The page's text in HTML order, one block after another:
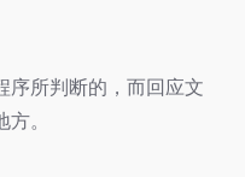
序所判断的，而回应文
。